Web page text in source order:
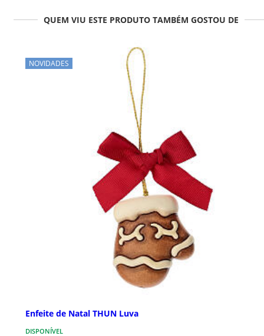
QUEM VIU ESTE PRODUTO TAMBÉM GOSTOU DE
NOVIDADES
Enfeite de Natal THUN Luva
DISPONÍVEL